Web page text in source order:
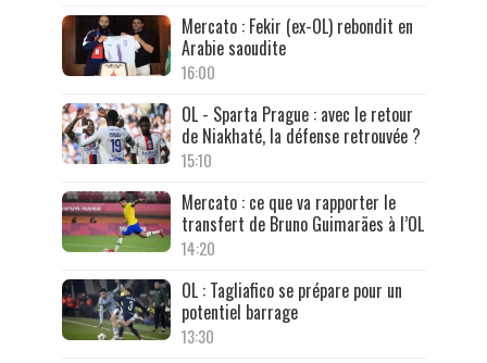
Mercato : Fekir (ex-OL) rebondit en
Arabie saoudite
16:00
OL - Sparta Prague : avec le retour
de Niakhaté, la défense retrouvée ?
15:10
Mercato : ce que va rapporter le
transfert de Bruno Guimarães à l’OL
14:20
OL : Tagliafico se prépare pour un
potentiel barrage
13:30